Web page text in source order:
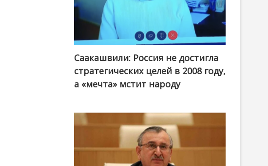
Саакашвили: Россия не достигла
стратегических целей в 2008 году,
а «мечта» мстит народу